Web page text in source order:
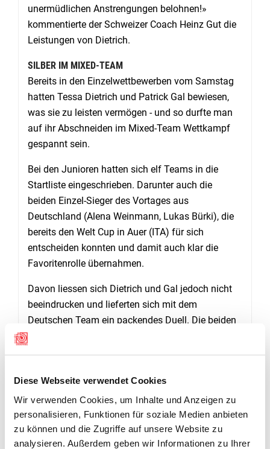
Diese Webseite verwendet Cookies
Wir verwenden Cookies, um Inhalte und Anzeigen zu
personalisieren, Funktionen für soziale Medien anbieten
zu können und die Zugriffe auf unsere Website zu
analysieren. Außerdem geben wir Informationen zu Ihrer
unermüdlichen Anstrengungen belohnen!»
kommentierte der Schweizer Coach Heinz Gut die
Leistungen von Dietrich.
SILBER IM MIXED-TEAM
Bereits in den Einzelwettbewerben vom Samstag
hatten Tessa Dietrich und Patrick Gal bewiesen,
was sie zu leisten vermögen - und so durfte man
auf ihr Abschneiden im Mixed-Team Wettkampf
gespannt sein.
Bei den Junioren hatten sich elf Teams in die
Startliste eingeschrieben. Darunter auch die
beiden Einzel-Sieger des Vortages aus
Deutschland (Alena Weinmann, Lukas Bürki), die
bereits den Welt Cup in Auer (ITA) für sich
entscheiden konnten und damit auch klar die
Favoritenrolle übernahmen.
Davon liessen sich Dietrich und Gal jedoch nicht
beeindrucken und lieferten sich mit dem
Deutschen Team ein packendes Duell. Die beiden
Vorsprung auf das starke Schweizer Team.
Damit gelang es dem Duo Dietrich/Gal bereits
zum zweiten mal in Serie an einem Welt Cup
Wettkampf Silber zu gewinnen. Eine Leistung die